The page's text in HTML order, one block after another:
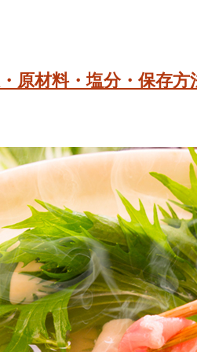
原材料・塩分・保存